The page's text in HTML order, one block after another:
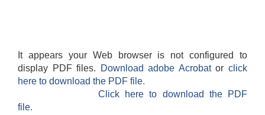
It appears your Web browser is not configured to
display PDF files.
Download adobe Acrobatorclick
here to download the PDF file.
Click here to download the PDF
file.